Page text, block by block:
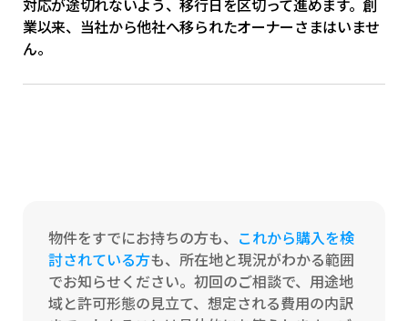
業以来、当社から他社へ移られたオーナーさまはいませ
ん。
物件をすでにお持ちの方も、 これから購入を検
討されている方も、所在地と現況がわかる範囲
でお知らせください。初回のご相談で、用途地
域と許可形態の見立て、想定される費用の内訳